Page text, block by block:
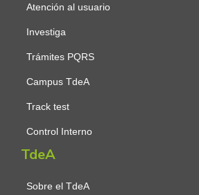
Atención al usuario
Investiga
Trámites PQRS
Campus TdeA
Track test
Control Interno
TdeA
Sobre el TdeA